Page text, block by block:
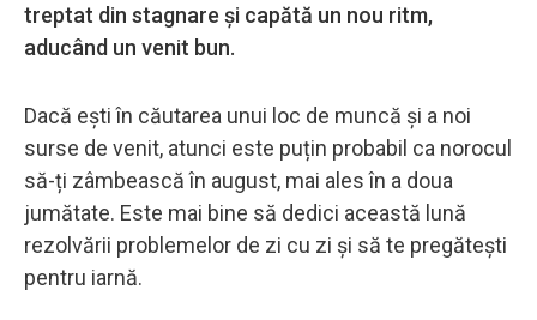
treptat din stagnare și capătă un nou ritm,
aducând un venit bun.
Dacă ești în căutarea unui loc de muncă și a noi
surse de venit, atunci este puțin probabil ca norocul
să-ți zâmbească în august, mai ales în a doua
jumătate. Este mai bine să dedici această lună
rezolvării problemelor de zi cu zi și să te pregătești
pentru iarnă.